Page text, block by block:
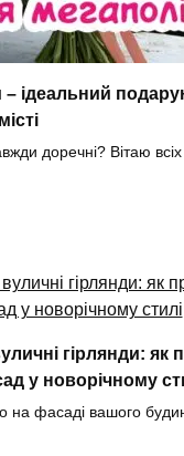
– ідеальний
доречні? Вітаю
гірлянди: як
у новорічному
на фасаді вашого